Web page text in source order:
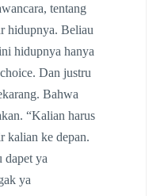
tentang
hidupnya. Beliau
hidupnya hanya
Dan justru
Bahwa
“Kalian harus
kalian ke depan.
dapet ya
ya